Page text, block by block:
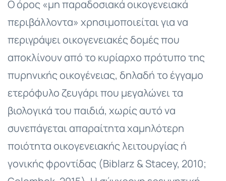
Ο όρος «μη παραδοσιακά οικογενειακά
περιβάλλοντα» χρησιμοποιείται για να
περιγράψει οικογενειακές δομές που
αποκλίνουν από το κυρίαρχο πρότυπο της
πυρηνικής οικογένειας, δηλαδή το έγγαμο
ετερόφυλο ζευγάρι που μεγαλώνει τα
βιολογικά του παιδιά, χωρίς αυτό να
συνεπάγεται απαραίτητα χαμηλότερη
ποιότητα οικογενειακής λειτουργίας ή
γονικής φροντίδας (Biblarz & Stacey, 2010;